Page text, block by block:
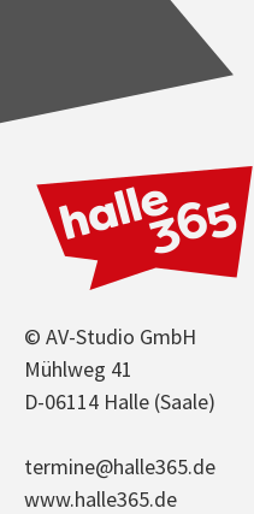
© AV-Studio GmbH
Mühlweg 41
D-06114 Halle (Saale)
termine@halle365.de
www.halle365.de